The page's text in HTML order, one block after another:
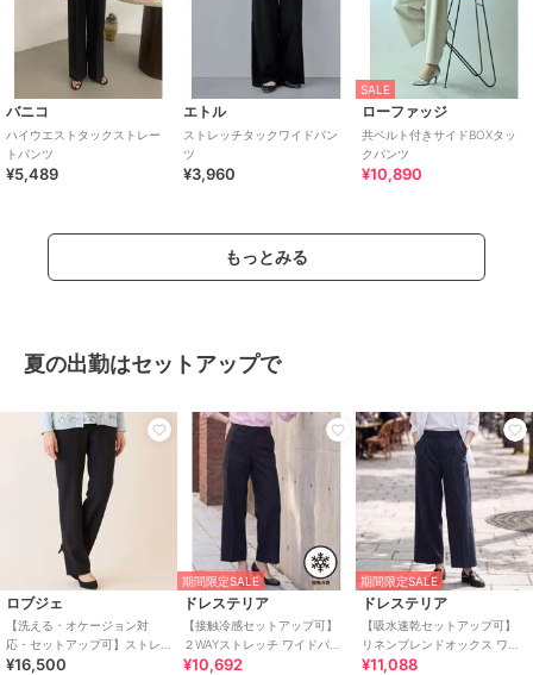
バニコ
ハイウエストタックストレー
トパンツ
¥5,489
エトル
ストレッチタックワイドパン
ツ
¥3,960
SALE
ローファッジ
共ベルト付きサイドBOXタッ
クパンツ
¥10,890
もっとみる
夏の出勤はセットアップで
ロブジェ
【洗える・オケージョン対
応・セットアップ可】ストレ
ッチストレートパンツ
¥16,500
期間限定SALE
ドレステリア
【接触冷感セットアップ可】
２WAYストレッチ ワイドパン
ツ
¥10,692
期間限定SALE
ドレステリア
【吸水速乾セットアップ可】
リネンブレンドオックス ワイ
ドパンツ
¥11,088